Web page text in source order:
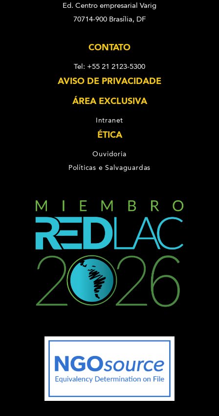
Ed. Centro empresarial Varig
70714-900 Brasília, DF
CONTATO
Tel: +55 21 2123-5300
AVISO DE PRIVACIDADE
ÁREA EXCLUSIVA
Intranet
ÉTICA
Ouvidoria
Políticas e Salvaguardas